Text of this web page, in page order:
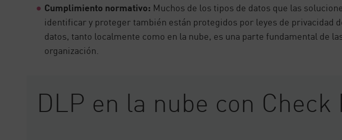
Cumplimiento normativo: Muchos de los tipos de datos que las
identificar y proteger también están protegidos por leyes de privacidad
datos, tanto localmente como en la nube, es una parte fundamental de
organización.
DLP en la nube con Check